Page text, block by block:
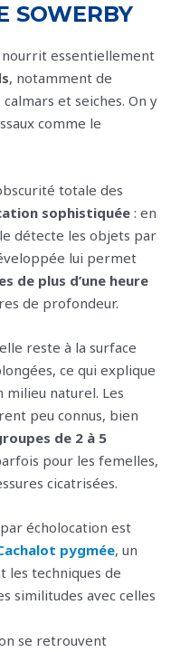
SOWERBY
nourrit essentiellement
, notamment de
et seiches. On y
comme le
totale des
sophistiquée: en
détecte les objets par
lui permet
de plus d’une heure
de profondeur.
reste à la surface
ce qui explique
milieu naturel. Les
peu connus, bien
de 2 à 5
pour les femelles,
cicatrisées.
par écholocation est
pygmée, un
les techniques de
similitudes avec celles
se retrouvent